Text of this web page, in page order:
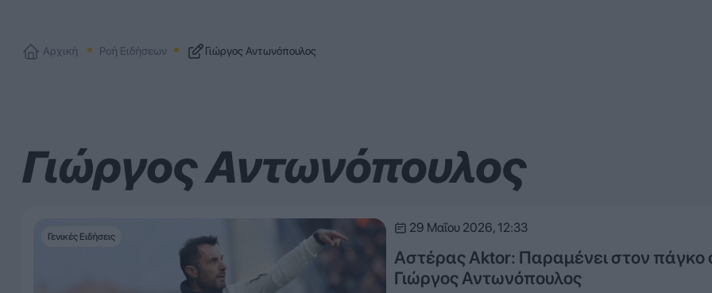
Αρχική Ροή Ειδήσεων Γιώργος Αντωνόπουλος
Γιώργος Αντωνόπουλος
Γενικές Ειδήσεις
29 Μαΐου 2026, 12:33
Αστέρας Aktor: Παραμένει στον πάγκο
Γιώργος Αντωνόπουλος